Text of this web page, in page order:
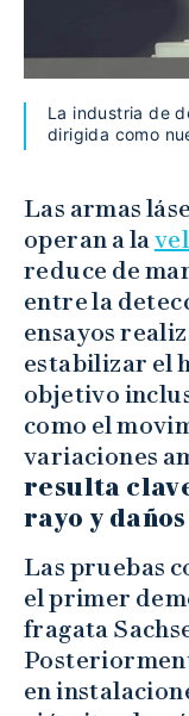
La industria de
dirigida como
Las armas
operan a la
reduce de
entre la
ensayos
estabilizar el
objetivo
como el
variaciones
resulta
rayo y
Las pruebas
el primer
fragata
en